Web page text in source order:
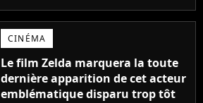
CINÉMA
Le film Zelda marquera la toute
dernière apparition de cet acteur
emblématique disparu trop tôt